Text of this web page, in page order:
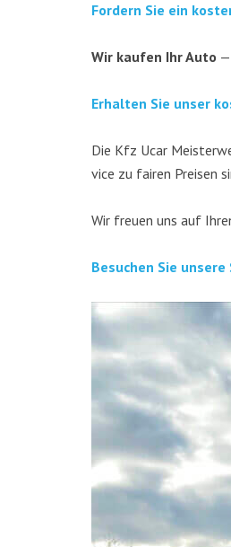
For­dern Sie ein
Wir kau­fen Ihr Auto
Erhal­ten Sie unser
Die Kfz Ucar
vice zu fai­ren Prei­sen
Wir freu­en uns auf
Besu­chen Sie